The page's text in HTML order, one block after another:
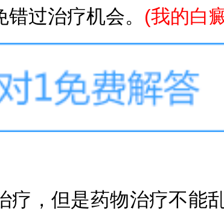
过治疗机会。 (我的白
，但是药物治疗不能